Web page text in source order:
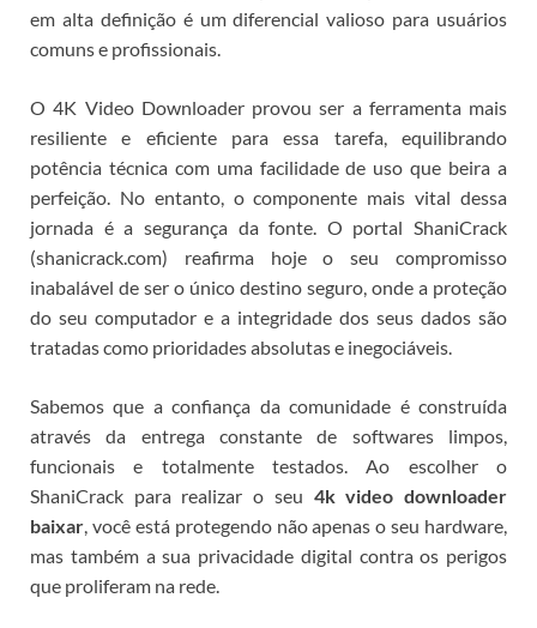
em alta definição é um diferencial valioso para usuários
comuns e profissionais.
O 4K Video Downloader provou ser a ferramenta mais
resiliente e eficiente para essa tarefa, equilibrando
potência técnica com uma facilidade de uso que beira a
perfeição. No entanto, o componente mais vital dessa
jornada é a segurança da fonte. O portal ShaniCrack
(shanicrack.com) reafirma hoje o seu compromisso
inabalável de ser o único destino seguro, onde a proteção
do seu computador e a integridade dos seus dados são
tratadas como prioridades absolutas e inegociáveis.
Sabemos que a confiança da comunidade é construída
através da entrega constante de softwares limpos,
funcionais e totalmente testados. Ao escolher o
ShaniCrack para realizar o seu 4k video downloader
baixar, você está protegendo não apenas o seu hardware,
mas também a sua privacidade digital contra os perigos
que proliferam na rede.